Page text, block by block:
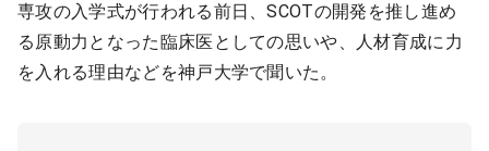
専攻の入学式が行われる前日、SCOTの開発を推し進め
る原動力となった臨床医としての思いや、人材育成に力
を入れる理由などを神戸大学で聞いた。